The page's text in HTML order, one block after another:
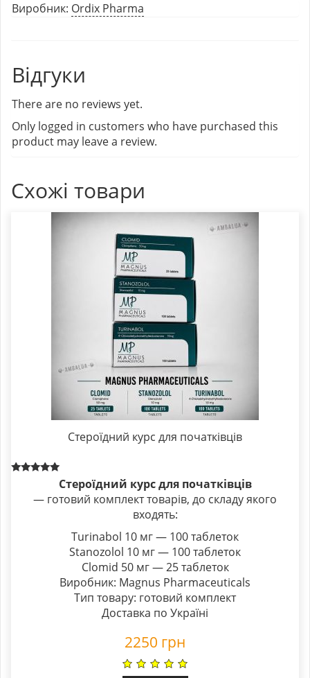
Виробник: Ordix Pharma
Відгуки
There are no reviews yet.
Only logged in customers who have purchased this
product may leave a review.
Схожі товари
Стероїдний курс для початківців
out of 5
Стероїдний курс для початківців
— готовий комплект товарів, до складу якого
входять:
Turinabol 10 мг — 100 таблеток
Stanozolol 10 мг — 100 таблеток
Clomid 50 мг — 25 таблеток
Виробник: Magnus Pharmaceuticals
Тип товару: готовий комплект
Доставка по Україні
2250 грн